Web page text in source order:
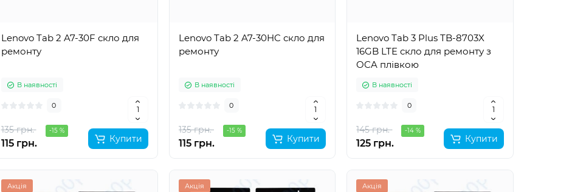
Lenovo Tab 2 A7-30F скло для
ремонту
В наявності
0
135 грн. -15 %
115 грн. Купити
Lenovo Tab 2 A7-30HC скло для
ремонту
В наявності
0
135 грн. -15 %
115 грн. Купити
Lenovo Tab 3 Plus TB-8703X
16GB LTE скло для ремонту з
OCA плівкою
В наявності
0
145 грн. -14 %
125 грн. Купити
Акція Акція Акція